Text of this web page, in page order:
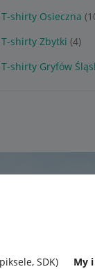
SDK)
My
T-shirty Osieczna
T-shirty Zbytki (4)
T-shirty Gryfów